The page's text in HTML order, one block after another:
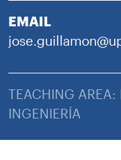
EMAIL
TEACHING AREA:
INGENIERÍA